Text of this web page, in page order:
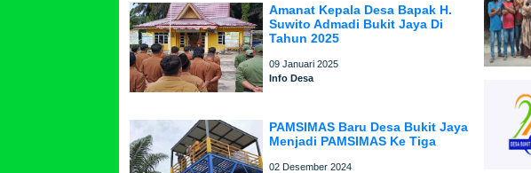
Amanat Kepala Desa Bapak H.
Suwito Admadi Bukit Jaya Di
Tahun 2025
09 Januari 2025
Info Desa
PAMSIMAS Baru Desa Bukit Jaya
Menjadi PAMSIMAS Ke Tiga
02 Desember 2024